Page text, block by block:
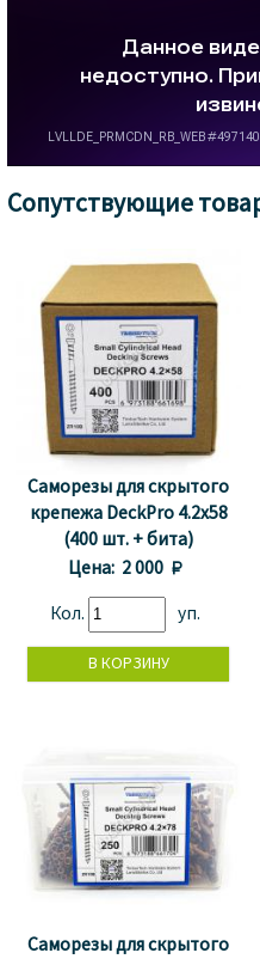
Сопутствующие
Саморезы для скрытого
крепежа DeckPro 4.2x58
(400 шт. + бита)
Цена: 2 000 
Кол. уп.
Саморезы для скрытого